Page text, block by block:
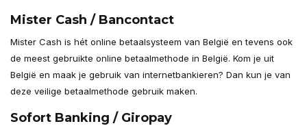
Mister Cash / Bancontact
Mister Cash is hét online betaalsysteem van België en tevens ook
de meest gebruikte online betaalmethode in België. Kom je uit
België en maak je gebruik van internetbankieren? Dan kun je van
deze veilige betaalmethode gebruik maken.
Sofort Banking / Giropay